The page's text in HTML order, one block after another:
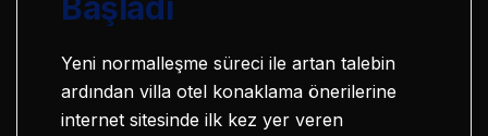
Yeni normalleşme süreci ile artan talebin
ardından villa otel konaklama önerilerine
internet sitesinde ilk kez yer veren